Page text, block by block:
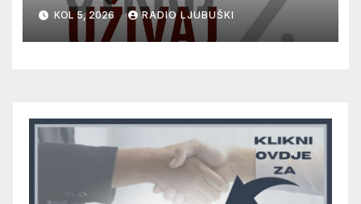
vrhunska vina, gastronomiju i
glazbu
KOL 5, 2026 RADIO LJUBUŠKI